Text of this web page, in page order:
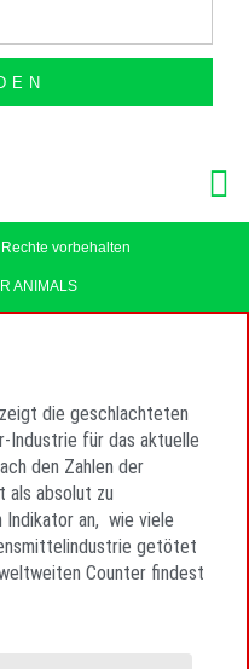
vorbehalten
ANIMALS
zeigt die geschlachteten
Industrie für das aktuelle
den Zahlen der
als absolut zu
Indikator an, wie viele
getötet
Counter findest